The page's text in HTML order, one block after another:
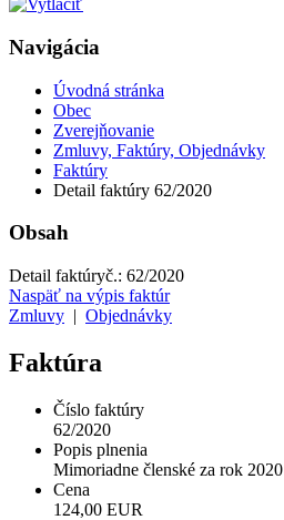
Navigácia
Úvodná stránka
Obec
Zverejňovanie
Zmluvy, Faktúry, Objednávky
Faktúry
Detail faktúry 62/2020
Obsah
Detail faktúryč.: 62/2020
Naspäť na výpis faktúr
Zmluvy | Objednávky
Faktúra
Číslo faktúry
62/2020
Popis plnenia
Mimoriadne členské za rok 2020
Cena
124,00 EUR